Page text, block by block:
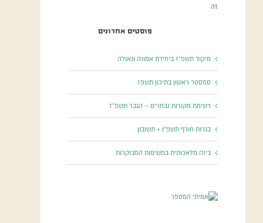
זה
פוסטים אחרונים
מיקוד תשפ”ז ביחידת אמונה וגאולה
סמסטר ראשון בתיכון תשפז
רשימת מקורות נבחרים – הגבר תשפ”ז
בגרות חורף תשפ”ו + תשובון
בינה מלאכותית במשימות המבוקרות